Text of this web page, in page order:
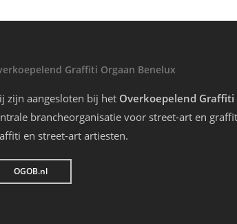
Graffiti Orgaan Benelux
zijn aangesloten bij het Overkoepelend
brancheorganisatie voor street-art en
en street-art artiesten.
OGOB.nl